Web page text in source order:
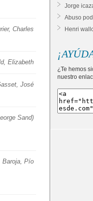
Charles
Elizabeth
José
Sand)
Baroja, Pío
Jorge
Abuso
Henri
¿Te hemos
nuestro